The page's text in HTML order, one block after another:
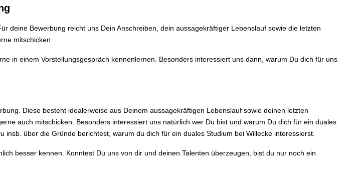
deine Bewerbung reicht uns Dein Anschreiben, dein aussagekräftiger Lebenslauf sowie die letzten
mitschicken.
in einem Vorstellungsgespräch kennenlernen. Besonders interessiert uns dann, warum Du dich für uns
Diese besteht idealerweise aus Deinem aussagekräftigen Lebenslauf sowie deinen letzten
auch mitschicken. Besonders interessiert uns natürlich wer Du bist und warum Du dich für ein duales
über die Gründe berichtest, warum du dich für ein duales Studium bei Willecke interessierst.
besser kennen. Konntest Du uns von dir und deinen Talenten überzeugen, bist du nur noch ein